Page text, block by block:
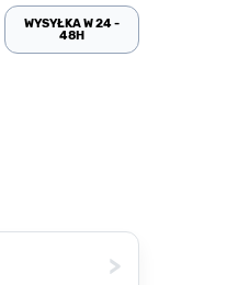
WYSYŁKA W 24 -
48H
>